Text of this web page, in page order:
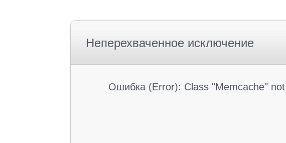
Неперехваченное исключение
Ошибка (Error): Class "Memcache" not